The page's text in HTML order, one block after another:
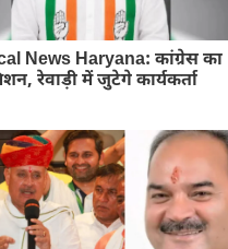
News Haryana: कांग्रेस का
रेवाड़ी में जुटेगे कार्यकर्ता